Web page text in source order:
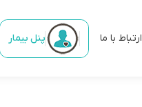
ارتباط با ما پنل بیمار